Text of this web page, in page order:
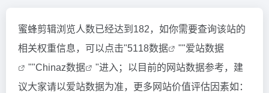
蜜蜂剪辑浏览人数已经达到182，如你需要查询该站的
相关权重信息，可以点击"5118数据 ""爱站数据
""Chinaz数据
"进入；以目前的网站数据参考，建
议大家请以爱站数据为准，更多网站价值评估因素如：